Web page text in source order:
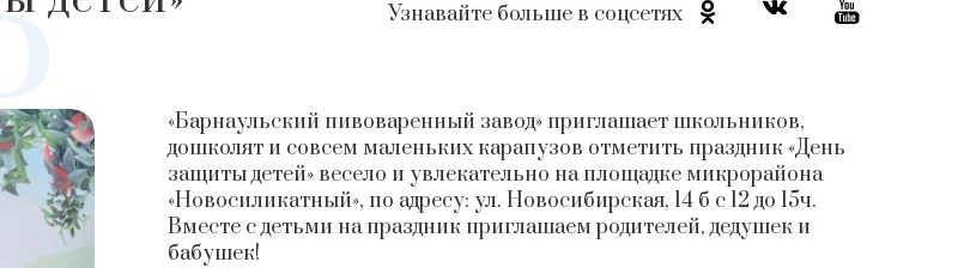
Узнавайте больше в соцсетях
«Барнаульский пивоваренный завод» приглашает школьников,
дошколят и совсем маленьких карапузов отметить праздник «День
защиты детей» весело и увлекательно на площадке микрорайона
«Новосиликатный», по адресу: ул. Новосибирская, 14 б с 12 до 15ч.
Вместе с детьми на праздник приглашаем родителей, дедушек и
бабушек!